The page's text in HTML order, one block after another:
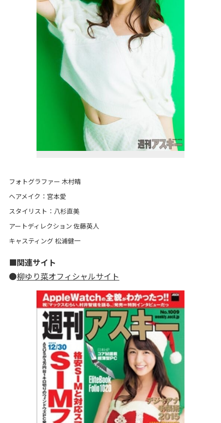
フォトグラファー 木村晴
ヘアメイク：宮本愛
スタイリスト：八杉直美
アートディレクション 佐藤英人
キャスティング 松浦健一
■関連サイト
●柳ゆり菜オフィシャルサイト